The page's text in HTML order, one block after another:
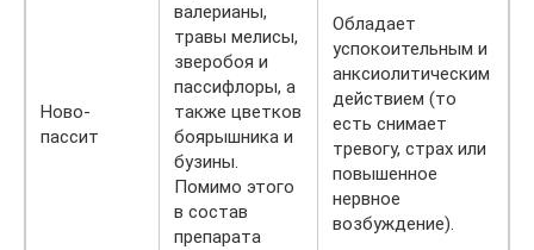
Ново-
пассит
валерианы,
травы мелисы,
зверобоя и
пассифлоры, а
также цветков
боярышника и
бузины.
Помимо этого
в состав
препарата
Обладает
успокоительным и
анксиолитическим
действием (то
есть снимает
тревогу, страх или
повышенное
нервное
возбуждение).